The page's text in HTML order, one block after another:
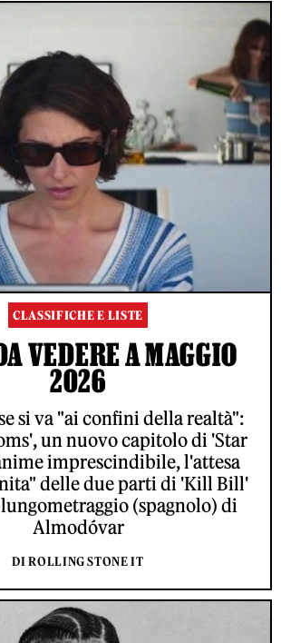
CLASSIFICHE E LISTE
VEDERE A MAGGIO
2026
si va "ai confini della realtà":
un nuovo capitolo di 'Star
imprescindibile, l'attesa
delle due parti di 'Kill Bill'
(spagnolo) di
Almodóvar
DI ROLLING STONE IT